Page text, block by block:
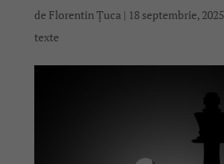
de Florentin Țuca | 18 septembrie, 2025
texte